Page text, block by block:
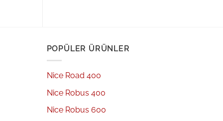
POPÜLER ÜRÜNLER
Nice Road 400
Nice Robus 400
Nice Robus 600